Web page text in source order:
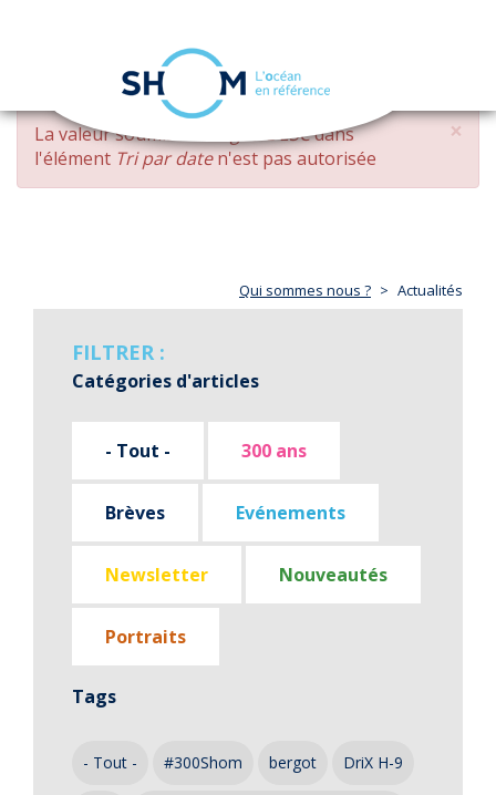
Aller
contenu
principal
navigation
×
MESSAGE
D'ERREUR
La valeur soumise changed DESCdans
l'élément Tri par daten'est pas autorisée
Qui sommes nous ? Actualités
FILTRER :
Catégories d'articles
- Tout - 300 ans
Brèves Evénements
Newsletter Nouveautés
Portraits
Tags
- Tout - #300Shom bergot DriX H-9